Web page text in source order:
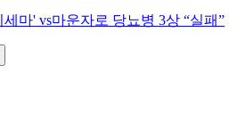
마' vs마운자로 당뇨병 3상 “실패”